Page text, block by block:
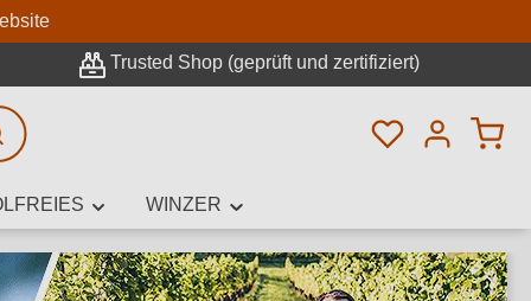
Trusted Shop (geprüft und zertifiziert)
Du hast 0
WINZER
Suche